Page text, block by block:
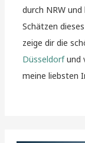
durch NRW
Schätzen
zeige dir die
Düsseldorfund
meine liebsten